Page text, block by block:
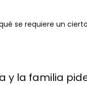
se requiere un
y la familia